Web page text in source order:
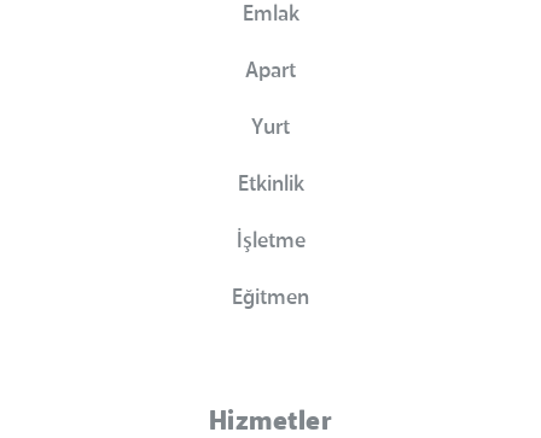
Emlak
Apart
Yurt
Etkinlik
İşletme
Eğitmen
Hizmetler